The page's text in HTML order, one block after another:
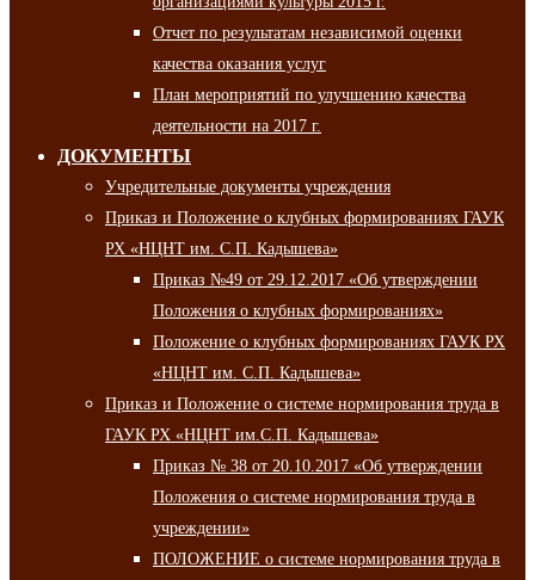
Отчет по результатам независимой оценки
качества оказания услуг
План мероприятий по улучшению качества
деятельности на 2017 г.
ДОКУМЕНТЫ
Учредительные документы учреждения
Приказ и Положение о клубных формированиях ГАУК
РХ «НЦНТ им. С.П. Кадышева»
Приказ №49 от 29.12.2017 «Об утверждении
Положения о клубных формированиях»
Положение о клубных формированиях ГАУК РХ
«НЦНТ им. С.П. Кадышева»
Приказ и Положение о системе нормирования труда в
ГАУК РХ «НЦНТ им.С.П. Кадышева»
Приказ № 38 от 20.10.2017 «Об утверждении
Положения о системе нормирования труда в
учреждении»
ПОЛОЖЕНИЕ о системе нормирования труда в